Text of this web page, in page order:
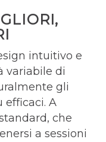
intuitivo e
variabile di
gli
efficaci. A
che
a sessioni